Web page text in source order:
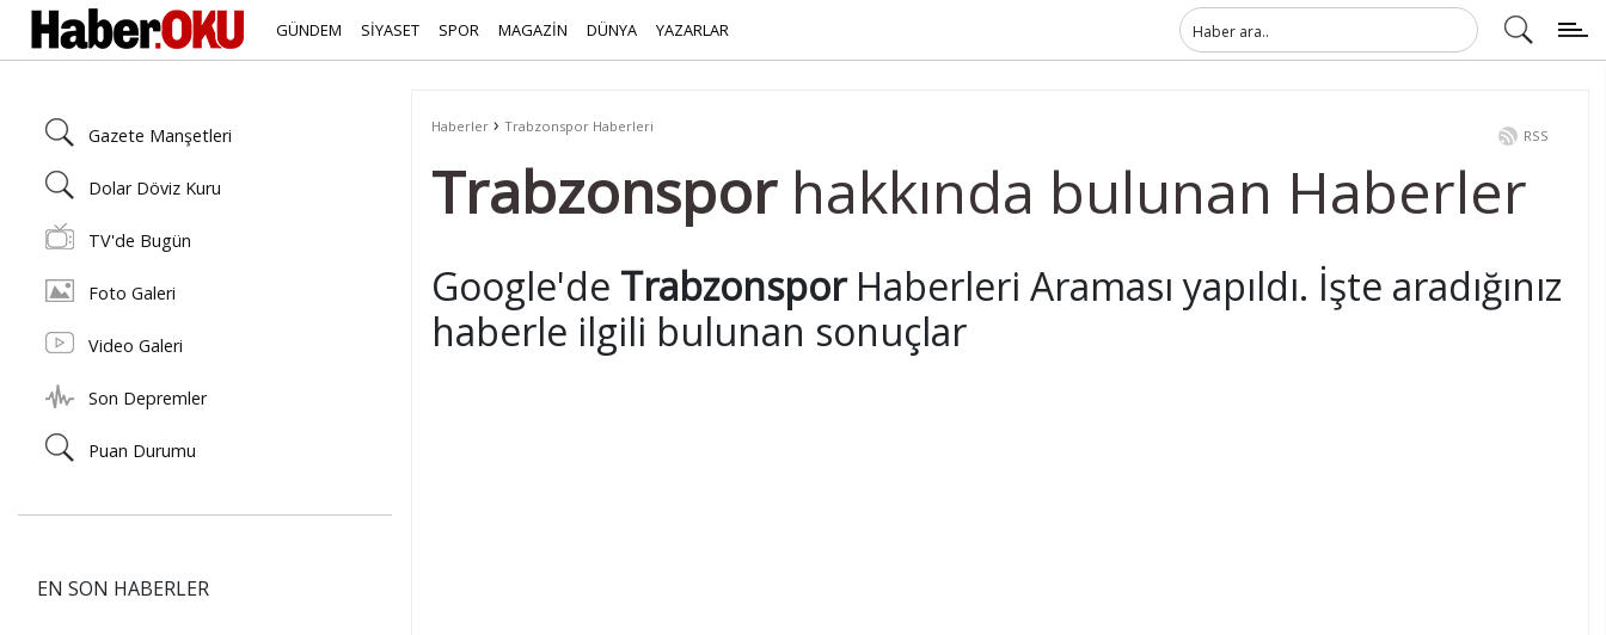
GÜNDEM SİYASET SPOR MAGAZİN DÜNYA YAZARLAR
Haberler› Trabzonspor Haberleri
RSS
Trabzonsporhakkında bulunan Haberler
Google'de Trabzonspor Haberleri Araması yapıldı. İşte aradığınız
haberle ilgili bulunan sonuçlar
Gazete Manşetleri
Dolar Döviz Kuru
TV'de Bugün
Foto Galeri
Video Galeri
Son Depremler
Puan Durumu
EN SON HABERLER